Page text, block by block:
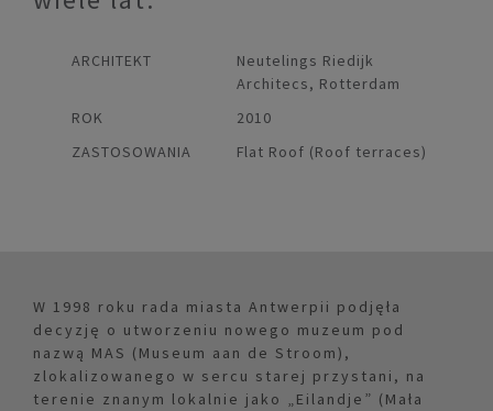
ARCHITEKT
Neutelings Riedijk
Architecs, Rotterdam
ROK
2010
ZASTOSOWANIA
Flat Roof (Roof terraces)
W 1998 roku rada miasta Antwerpii podjęła
decyzję o utworzeniu nowego muzeum pod
nazwą MAS (Museum aan de Stroom),
zlokalizowanego w sercu starej przystani, na
terenie znanym lokalnie jako „Eilandje” (Mała